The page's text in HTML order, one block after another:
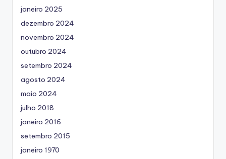
janeiro 2025
dezembro 2024
novembro 2024
outubro 2024
setembro 2024
agosto 2024
maio 2024
julho 2018
janeiro 2016
setembro 2015
janeiro 1970